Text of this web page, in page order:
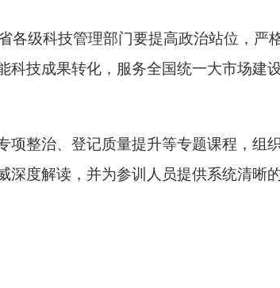
各级科技管理部门要提高政治站位，严
科技成果转化，服务全国统一大市场建
项整治、登记质量提升等专题课程 ，组
深度解读， 并为参训人员提供系统清晰